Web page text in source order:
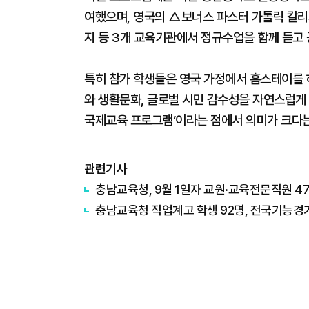
여했으며, 영국의 △보너스 파스터 가톨릭 칼
지 등 3개 교육기관에서 정규수업을 함께 듣
특히 참가 학생들은 영국 가정에서 홈스테이
와 생활문화, 글로벌 시민 감수성을 자연스럽
국제교육 프로그램’이라는 점에서 의미가 크다
관련기사
충남교육청, 9월 1일자 교원·교육전문직원
충남교육청 직업계고 학생 92명, 전국기능경